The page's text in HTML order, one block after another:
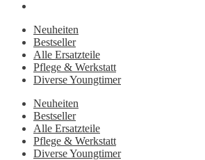
Neuheiten
Bestseller
Alle Ersatzteile
Pflege & Werkstatt
Diverse Youngtimer
Neuheiten
Bestseller
Alle Ersatzteile
Pflege & Werkstatt
Diverse Youngtimer